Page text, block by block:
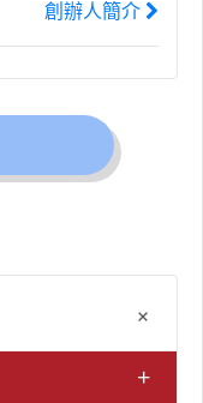
+
+
創辦人簡介